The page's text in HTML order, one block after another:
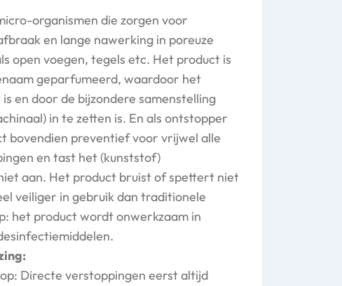
organismen die zorgen voor
en lange nawerking in poreuze
open voegen, tegels etc. Het product is
geparfumeerd, waardoor het
en door de bijzondere samenstelling
in te zetten is. En als ontstopper
bovendien preventief voor vrijwel alle
en tast het (kunststof)
aan. Het product bruist of spettert niet
veiliger in gebruik dan traditionele
het product wordt onwerkzaam in
Directe verstoppingen eerst altijd